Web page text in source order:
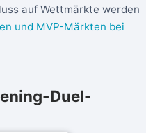
auf Wettmärkte werden
und MVP-Märkten bei
Duel-